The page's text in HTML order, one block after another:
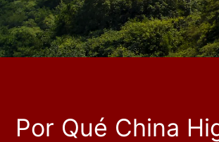
Por Qué China